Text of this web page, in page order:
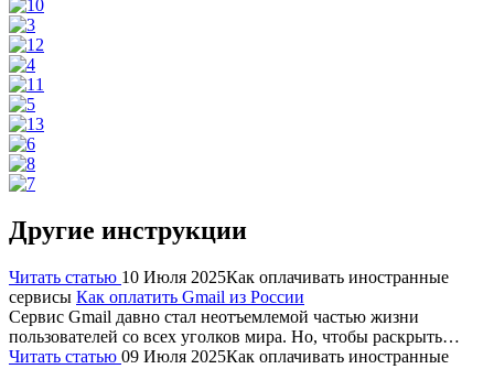
Другие инструкции
Читать статью 10 Июля 2025Как оплачивать иностранные
сервисы Как оплатить Gmail из России
Сервис Gmail давно стал неотъемлемой частью жизни
пользователей со всех уголков мира. Но, чтобы раскрыть…
Читать статью 09 Июля 2025Как оплачивать иностранные